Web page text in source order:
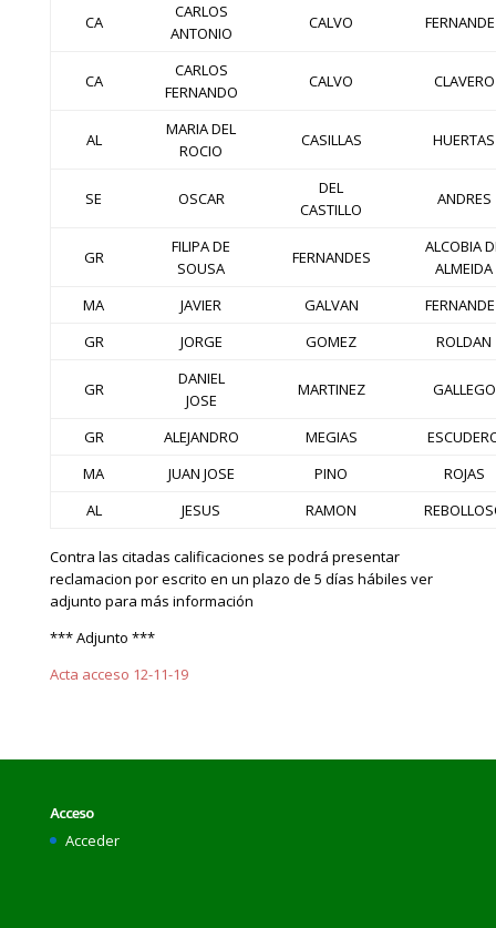
CA
CARLOS
ANTONIO
CALVO
CA
CARLOS
FERNANDO
CALVO CLAVERO
AL
MARIA DEL
ROCIO
CASILLAS HUERTAS
SE OSCAR
DEL
CASTILLO
ANDRES
GR
FILIPA DE
SOUSA
FERNANDES
ALCOBIA
ALMEIDA
MA
JAVIER GALVAN
GR
JORGE GOMEZ ROLDAN
GR
DANIEL
JOSE
MARTINEZ GALLEGO
GR ALEJANDRO MEGIAS
MA
JUAN JOSE PINO
ROJAS
AL
JESUS RAMON
Contra las citadas calificaciones se podrá presentar
reclamacion por escrito en un plazo de 5 días hábiles ver
adjunto para más información
*** Adjunto ***
Acta acceso 12-11-19
Acceso
Acceder